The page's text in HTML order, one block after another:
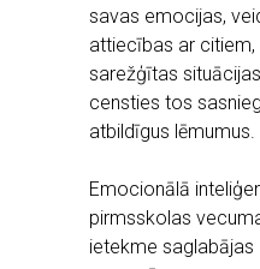
savas emocijas,
attiecības ar
sarežģītas
censties tos
atbildīgus lēmumus.
Emocionālā
pirmsskolas
ietekme saglabājas